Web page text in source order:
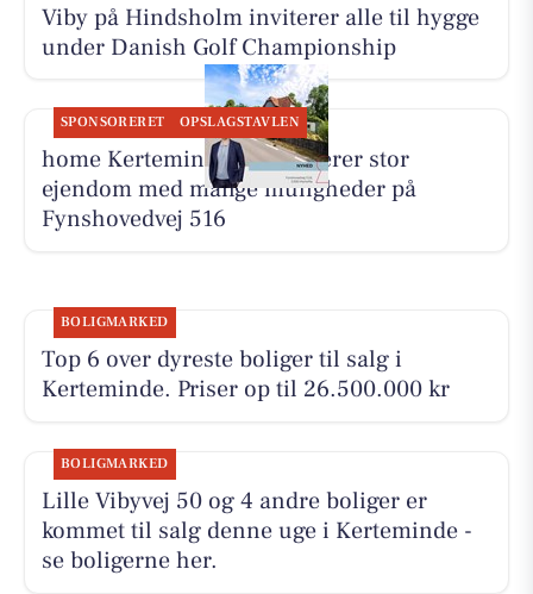
Viby på Hindsholm inviterer alle til hygge
under Danish Golf Championship
SPONSORERET OPSLAGSTAVLEN
home Kerteminde præsenterer stor
ejendom med mange muligheder på
Fynshovedvej 516
BOLIGMARKED
Top 6 over dyreste boliger til salg i
Kerteminde. Priser op til 26.500.000 kr
BOLIGMARKED
Lille Vibyvej 50 og 4 andre boliger er
kommet til salg denne uge i Kerteminde -
se boligerne her.